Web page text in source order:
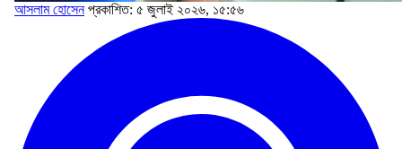
আসলাম হোসেন প্রকাশিত: ৫ জুলাই ২০২৬, ১৫:৫৬